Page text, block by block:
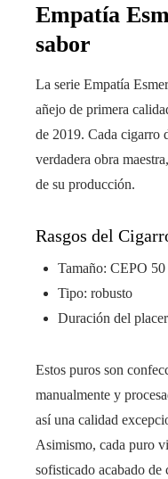
Empatía
sabor
La serie Empatía
añejo de primera
de 2019. Cada cigarro
verdadera obra
de su producción.
Rasgos del
Tamaño: CEPO
Tipo: robusto
Duración del
Estos puros son
manualmente y
así una calidad
Asimismo, cada puro
sofisticado acabado de